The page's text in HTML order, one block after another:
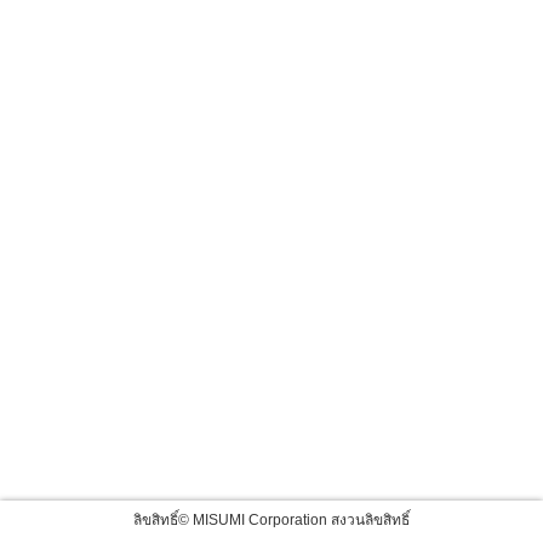
ลิขสิทธิ์© MISUMI Corporation สงวนลิขสิทธิ์